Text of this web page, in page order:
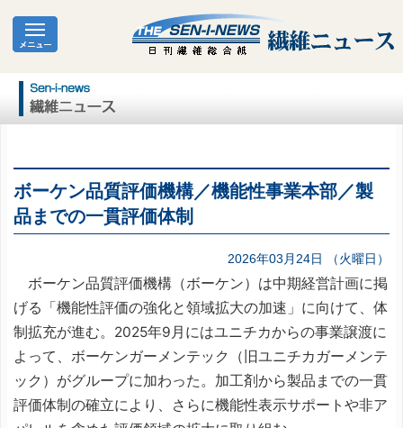
ボーケン品質評価機構／機能性事業本部／製
品までの一貫評価体制
2026年03月24日 （火曜日）
ボーケン品質評価機構（ボーケン）は中期経営計画に掲
げる「機能性評価の強化と領域拡大の加速」に向けて、体
制拡充が進む。2025年9月にはユニチカからの事業譲渡に
よって、ボーケンガーメンテック（旧ユニチカガーメンテ
ック）がグループに加わった。加工剤から製品までの一貫
評価体制の確立により、さらに機能性表示サポートや非ア